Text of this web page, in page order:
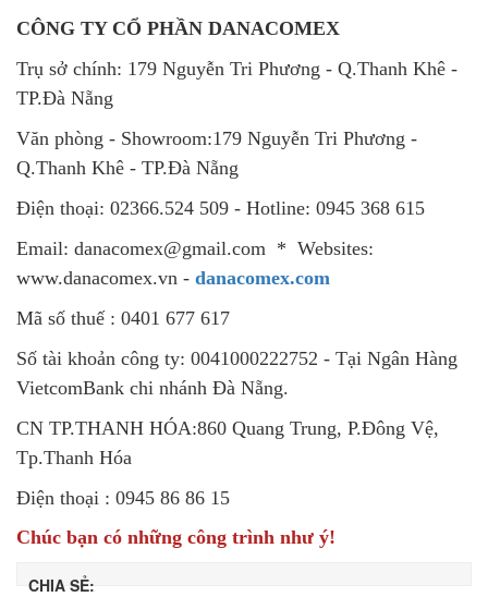
CÔNG TY CỔ PHẦN DANACOMEX
Trụ sở chính: 179 Nguyễn Tri Phương - Q.Thanh Khê -
TP.Đà Nẵng
Văn phòng - Showroom:179 Nguyễn Tri Phương -
Q.Thanh Khê - TP.Đà Nẵng
Điện thoại: 02366.524 509 - Hotline: 0945 368 615
Email: danacomex@gmail.com * Websites:
www.danacomex.vn - danacomex.com
Mã số thuế : 0401 677 617
Số tài khoản công ty: 0041000222752 - Tại Ngân Hàng
VietcomBank chi nhánh Đà Nẵng.
CN TP.THANH HÓA:860 Quang Trung, P.Đông Vệ,
Tp.Thanh Hóa
Điện thoại : 0945 86 86 15
Chúc bạn có những công trình như ý!
CHIA SẺ: